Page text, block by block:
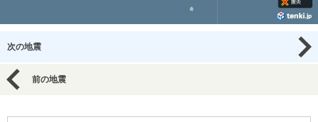
次の地震
前の地震